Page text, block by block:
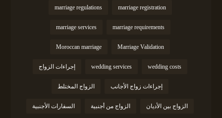
marriage registration
marriage regulations
marriage requirements
marriage services
Marriage Validation
Moroccan marriage
wedding costs
wedding services إجراءات الزواج
إجراءات زواج الأجانب الزواج المختلط
الزواج بين الأديان الزواج من أجنبية السفارات الأجنبية